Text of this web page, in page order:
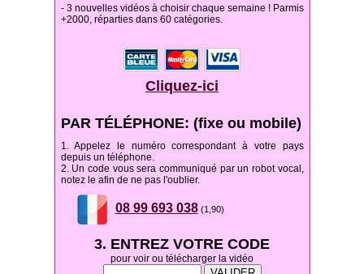
- 3 nouvelles vidéos à choisir chaque semaine ! Parmis
+2000, réparties dans 60 catégories.
Cliquez-ici
PAR TÉLÉPHONE: (fixe ou mobile)
1. Appelez le numéro correspondant à votre pays
depuis un téléphone.
2. Un code vous sera communiqué par un robot vocal,
notez le afin de ne pas l'oublier.
08 99 693 038(1,90)
3. ENTREZ VOTRE CODE
pour voir ou télécharger la vidéo